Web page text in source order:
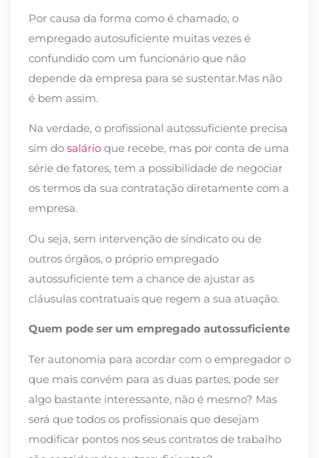
Por causa da forma como é chamado, o
empregado autosuficiente muitas vezes é
confundido com um funcionário que não
depende da empresa para se sustentar.Mas não
é bem assim.
Na verdade, o profissional autossuficiente precisa
sim do salário que recebe, mas por conta de uma
série de fatores, tem a possibilidade de negociar
os termos da sua contratação diretamente com a
empresa.
Ou seja, sem intervenção de sindicato ou de
outros órgãos, o próprio empregado
autossuficiente tem a chance de ajustar as
cláusulas contratuais que regem a sua atuação.
Quem pode ser um empregado autossuficiente
Ter autonomia para acordar com o empregador o
que mais convém para as duas partes, pode ser
algo bastante interessante, não é mesmo? Mas
será que todos os profissionais que desejam
modificar pontos nos seus contratos de trabalho